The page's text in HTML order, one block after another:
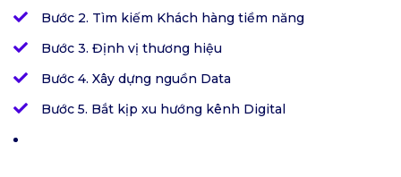
Bước 2. Tìm kiếm Khách hàng tiềm năng
Bước 3. Định vị thương hiệu
Bước 4. Xây dựng nguồn Data
Bước 5. Bắt kịp xu hướng kênh Digital